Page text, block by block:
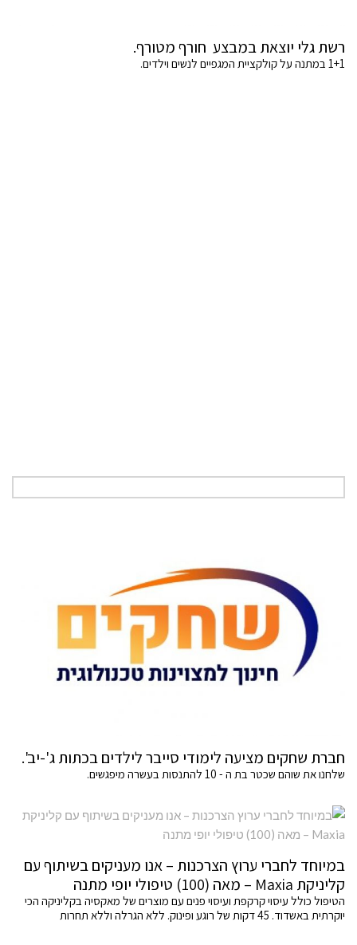
רשת גלי יוצאת במבצע חורף מטורף.
1+1 במתנה על קולקציית המגפיים לנשים וילדים.
חברת שחקים מציעה לימודי סייבר לילדים בכתות ג'-יב'.
שלחנו את שוהם שכטר בת ה - 10 להתנסות בעשרה מיפגשים.
במיוחד לחברי ערוץ הצרכנות – אנו מעניקים בשיתוף עם
קליניקת Maxia – מאה (100) טיפולי יופי מתנה
הטיפול כולל עיסוי קרקפת ועיסוי פנים עם מוצרים של מאקסיה בקליניקה הכי
יוקרתית באשדוד. 45 דקות של רוגע ופינוק. ללא הגרלה וללא תחרות